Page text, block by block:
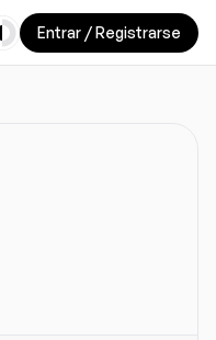
Toggle theme
Entrar / Registrarse